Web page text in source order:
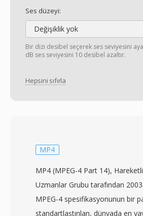
Ses düzeyi:
Değişiklik yok
Bir dizi desibel seçerek ses seviyesini
dB ses seviyesini 10 desibel azaltır.
Hepsini sıfırla
MP4
MP4 (MPEG-4 Part 14),
Uzmanlar Grubu tarafından
MPEG-4 spesifikasyonunun bir
standartlaştırılan, dünyada en